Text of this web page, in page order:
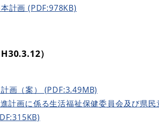
計画 (PDF:978KB)
）
画（案） (PDF:3.49MB)
計画に係る生活福祉保健委員会及び県